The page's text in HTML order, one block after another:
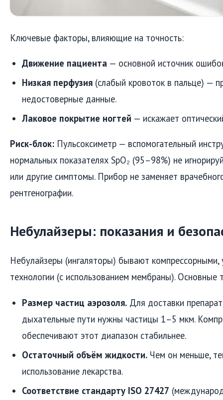
Ключевые факторы, влияющие на точность:
Движение пациента — основной источник
Низкая перфузия (слабый кровоток в пальце) —
недостоверные данные.
Лаковое покрытие ногтей — искажает
Риск-блок: Пульсоксиметр — вспомогательный
нормальных показателях SpO₂ (95–98%) не
или другие симптомы. Прибор не заменяет
рентгенографии.
Небулайзеры: показания и
Небулайзеры (ингаляторы) бывают
технологии (с использованием мембраны). Основные
Размер частиц аэрозоля. Для доставки
дыхательные пути нужны частицы 1–5 мкм.
обеспечивают этот диапазон стабильнее.
Остаточный объём жидкости. Чем он меньше,
использование лекарства.
Соответствие стандарту ISO 27427